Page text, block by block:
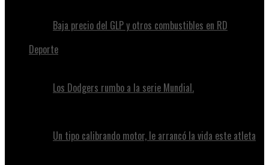
Baja precio del GLP y otros combustibles en RD
Deporte
Los Dodgers rumbo a la serie Mundial.
Un tipo calibrando motor, le arrancó la vida este atleta